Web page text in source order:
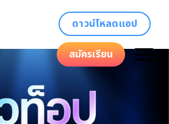
ดาวน์โหลดแอป
สมัครเรียน